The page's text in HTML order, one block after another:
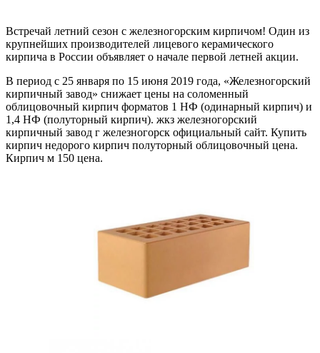
Встречай летний сезон с железногорским кирпичом! Один из
крупнейших производителей лицевого керамического
кирпича в России объявляет о начале первой летней акции.
В период с 25 января по 15 июня 2019 года, «Железногорский
кирпичный завод» снижает цены на соломенный
облицовочный кирпич форматов 1 НФ (одинарный кирпич) и
1,4 НФ (полуторный кирпич). жкз железногорский
кирпичный завод г железногорск официальный сайт. Купить
кирпич недорого кирпич полуторный облицовочный цена.
Кирпич м 150 цена.